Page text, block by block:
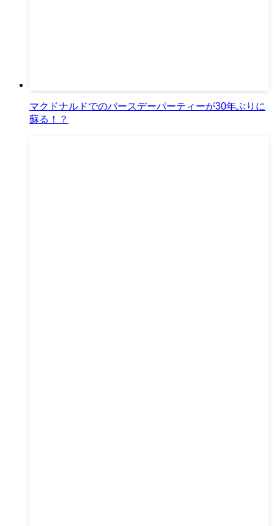
マクドナルドでのバースデーパーティーが30年ぶりに
蘇る！？